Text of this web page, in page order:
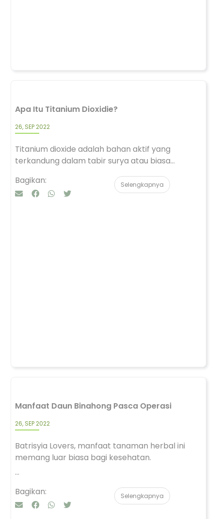
Apa Itu Titanium Dioxidie?
26, SEP 2022
Titanium dioxide adalah bahan aktif yang
terkandung dalam tabir surya atau biasa...
Bagikan:
Selengkapnya
Manfaat Daun Binahong Pasca Operasi
26, SEP 2022
Batrisyia Lovers, manfaat tanaman herbal ini
memang luar biasa bagi kesehatan.
...
Bagikan:
Selengkapnya